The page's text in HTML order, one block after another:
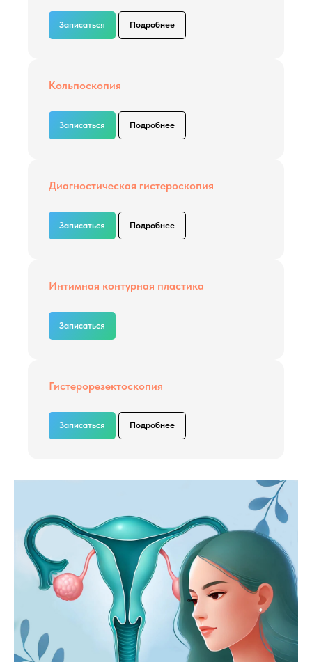
Записаться Подробнее
Кольпоскопия
Записаться Подробнее
Диагностическая гистероскопия
Записаться Подробнее
Интимная контурная пластика
Записаться
Гистерорезектоскопия
Записаться Подробнее